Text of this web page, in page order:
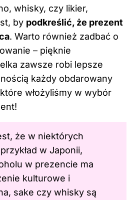
whisky, czy likier,
by podkreślić, że prezent
. Warto również zadbać o
– pięknie
zawsze robi lepsze
każdy obdarowany
włożyliśmy w wybór
że w niektórych
w Japonii,
w prezencie ma
kulturowe i
sake czy whisky są